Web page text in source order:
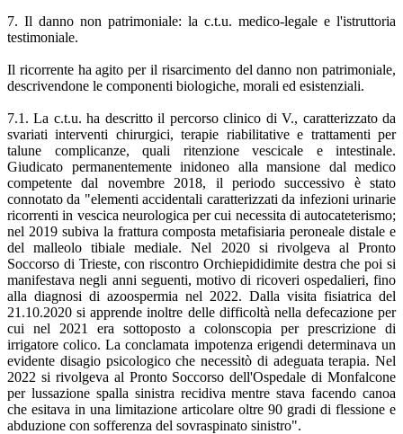
7. Il danno non patrimoniale: la c.t.u. medico-legale e l'istruttoria
testimoniale.
Il ricorrente ha agito per il risarcimento del danno non patrimoniale,
descrivendone le componenti biologiche, morali ed esistenziali.
7.1. La c.t.u. ha descritto il percorso clinico di V., caratterizzato da
svariati interventi chirurgici, terapie riabilitative e trattamenti per
talune complicanze, quali ritenzione vescicale e intestinale.
Giudicato permanentemente inidoneo alla mansione dal medico
competente dal novembre 2018, il periodo successivo è stato
connotato da "elementi accidentali caratterizzati da infezioni urinarie
ricorrenti in vescica neurologica per cui necessita di autocateterismo;
nel 2019 subiva la frattura composta metafisiaria peroneale distale e
del malleolo tibiale mediale. Nel 2020 si rivolgeva al Pronto
Soccorso di Trieste, con riscontro Orchiepididimite destra che poi si
manifestava negli anni seguenti, motivo di ricoveri ospedalieri, fino
alla diagnosi di azoospermia nel 2022. Dalla visita fisiatrica del
21.10.2020 si apprende inoltre delle difficoltà nella defecazione per
cui nel 2021 era sottoposto a colonscopia per prescrizione di
irrigatore colico. La conclamata impotenza erigendi determinava un
evidente disagio psicologico che necessitò di adeguata terapia. Nel
2022 si rivolgeva al Pronto Soccorso dell'Ospedale di Monfalcone
per lussazione spalla sinistra recidiva mentre stava facendo canoa
che esitava in una limitazione articolare oltre 90 gradi di flessione e
abduzione con sofferenza del sovraspinato sinistro".